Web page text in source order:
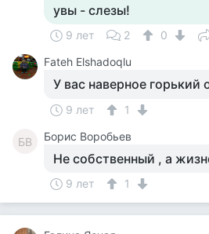
увы - слезы!
9 лет 2
0
Fateh Elshadoqlu
У вас наверное горький
9 лет 1
БВ Борис Воробьев
Не собственный , а
9 лет 1